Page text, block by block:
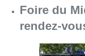
Foire du
rendez-